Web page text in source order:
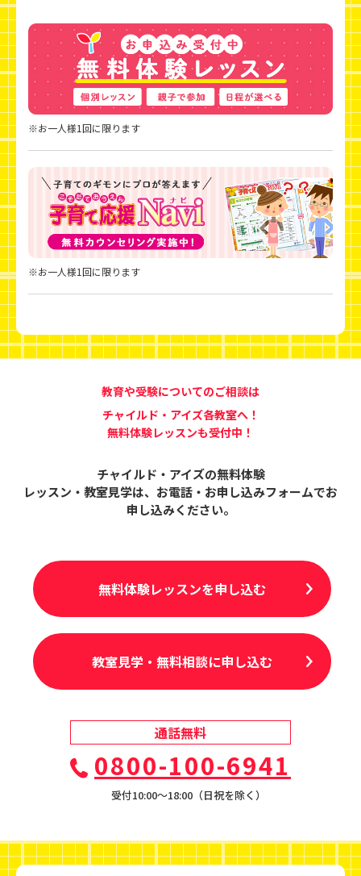
※お一人様1回に限ります
※お一人様1回に限ります
教育や受験についてのご相談は
チャイルド・アイズ各教室へ！
無料体験レッスンも受付中！
チャイルド・アイズの無料体験
レッスン・教室見学は、 お電話・お申し込みフォームでお
申し込みください。
無料体験レッスンを申し込む
教室見学・無料相談に申し込む
通話無料
0800-100-6941
受付10:00〜18:00（日祝を除く）